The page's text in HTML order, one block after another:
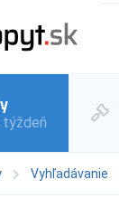
týždeň
Vyhľadávanie